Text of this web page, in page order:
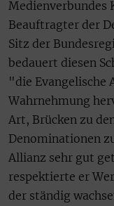
Medienverbundes
Beauftragter der
Sitz der
bedauert diesen
"die Evangelische
Wahrnehmung
Art, Brücken zu
Denominationen
Allianz sehr gut
respektierte er
der ständig